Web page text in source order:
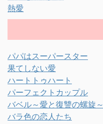
熱愛
パパはスーパースター
果てしない愛
ハートトゥハート
パーフェクトカップル
バベル～愛と復讐の螺旋～
バラ色の恋人たち